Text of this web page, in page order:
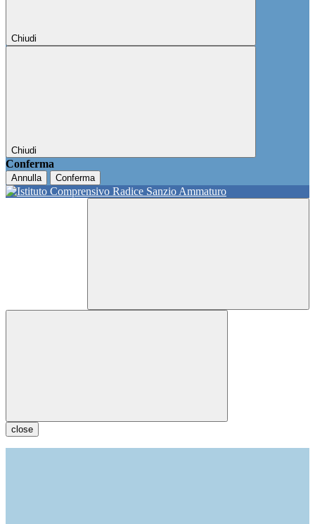
Chiudi
Chiudi
Conferma
Annulla Conferma
close